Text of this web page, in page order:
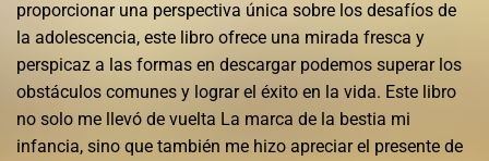
proporcionar una perspectiva única sobre los desafíos de
la adolescencia, este libro ofrece una mirada fresca y
perspicaz a las formas en descargar podemos superar los
obstáculos comunes y lograr el éxito en la vida. Este libro
no solo me llevó de vuelta La marca de la bestia mi
infancia, sino que también me hizo apreciar el presente de